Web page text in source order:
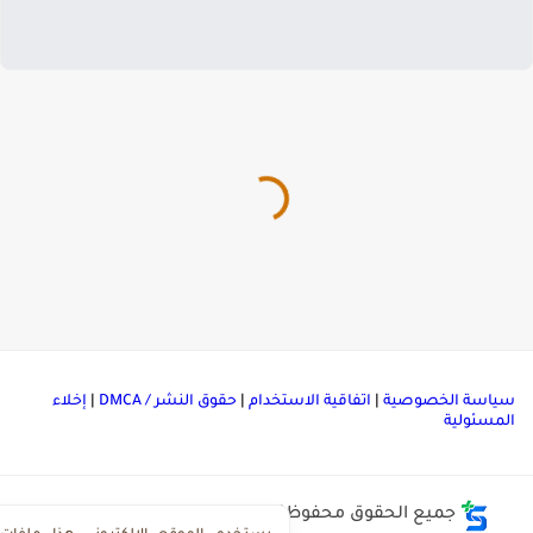
الخصوصية|اتفاقية الاستخدام|حقوق النشر / DMCA |إخلاء
جميع الحقوق محفوظة ©